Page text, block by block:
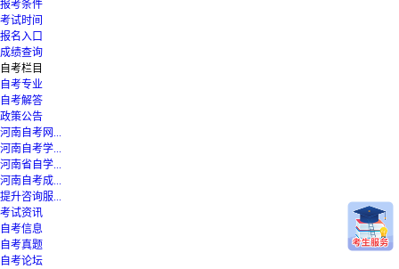
报考条件
考试时间
报名入口
成绩查询
自考栏目
自考专业
自考解答
政策公告
河南自考网...
河南自考学...
河南省自学...
河南自考成...
提升咨询服...
考试资讯
自考信息
自考真题
自考论坛